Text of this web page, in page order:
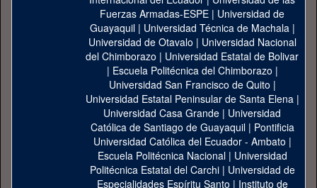
Fuerzas Armadas-ESPE | Universidad de
Guayaquil| Universidad Técnica de Machala|
Universidad de Otavalo | Universidad Nacional
del Chimborazo | Universidad Estatal de Bolivar
| Escuela Politécnica del Chimborazo |
Universidad San Francisco de Quito |
Universidad Estatal Peninsular de Santa Elena|
Universidad Casa Grande | Universidad
Católica de Santiago de Guayaquil| Pontificia
Universidad Católica del Ecuador - Ambato |
Escuela Politécnica Nacional| Universidad
Politécnica Estatal del Carchi| Universidad de
Especialidades Espíritu Santo | Instituto de